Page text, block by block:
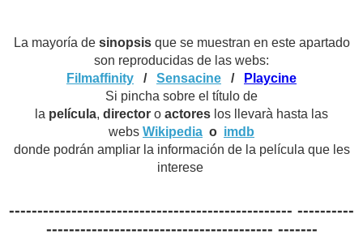
La mayoría de sinopsisque se muestran en este apartado
son reproducidas de las webs:
Filmaffinity / Sensacine /
Playcine
Si pincha sobre el título de
la película, director o actores los llevarà hasta las
webs Wikipedia o imdb
donde podrán ampliar la información de la película que les
interese
-------------------------------------------------- ----------
---------------------------------------- -------